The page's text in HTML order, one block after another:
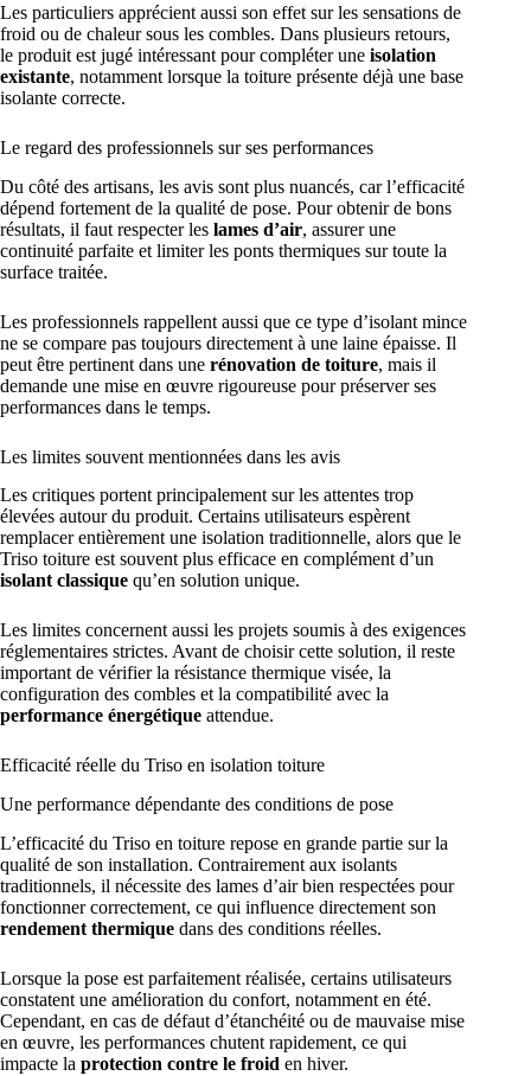
Les particuliers apprécient aussi son effet sur les sensations de
froid ou de chaleur sous les combles. Dans plusieurs retours,
le produit est jugé intéressant pour compléter une isolation
existante, notamment lorsque la toiture présente déjà une base
isolante correcte.
Le regard des professionnels sur ses performances
Du côté des artisans, les avis sont plus nuancés, car l’efficacité
dépend fortement de la qualité de pose. Pour obtenir de bons
résultats, il faut respecter les lames d’air, assurer une
continuité parfaite et limiter les ponts thermiques sur toute la
surface traitée.
Les professionnels rappellent aussi que ce type d’isolant mince
ne se compare pas toujours directement à une laine épaisse. Il
peut être pertinent dans une rénovation de toiture, mais il
demande une mise en œuvre rigoureuse pour préserver ses
performances dans le temps.
Les limites souvent mentionnées dans les avis
Les critiques portent principalement sur les attentes trop
élevées autour du produit. Certains utilisateurs espèrent
remplacer entièrement une isolation traditionnelle, alors que le
Triso toiture est souvent plus efficace en complément d’un
isolant classique qu’en solution unique.
Les limites concernent aussi les projets soumis à des exigences
réglementaires strictes. Avant de choisir cette solution, il reste
important de vérifier la résistance thermique visée, la
configuration des combles et la compatibilité avec la
performance énergétique attendue.
Efficacité réelle du Triso en isolation toiture
Une performance dépendante des conditions de pose
L’efficacité du Triso en toiture repose en grande partie sur la
qualité de son installation. Contrairement aux isolants
traditionnels, il nécessite des lames d’air bien respectées pour
fonctionner correctement, ce qui influence directement son
rendement thermique dans des conditions réelles.
Lorsque la pose est parfaitement réalisée, certains utilisateurs
constatent une amélioration du confort, notamment en été.
Cependant, en cas de défaut d’étanchéité ou de mauvaise mise
en œuvre, les performances chutent rapidement, ce qui
impacte la protection contre le froid en hiver.